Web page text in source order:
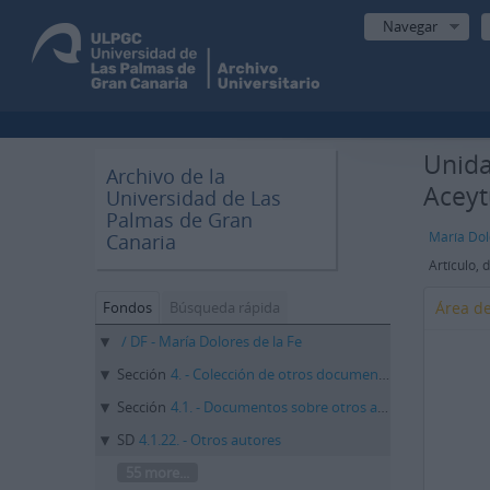
Navegar
Archivo de la
Universidad de Las
Palmas de Gran
Canaria
Fondos
Búsqueda rápida
/ DF - María Dolores de la Fe
Sección 4. - Colección de otros documentos
Sección 4.1. - Documentos sobre otros autores
SD 4.1.22. - Otros autores
María
Área